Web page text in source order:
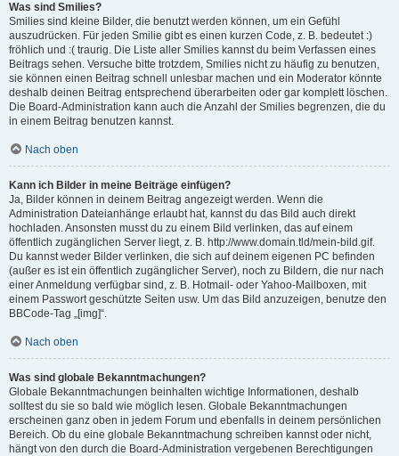
Was sind Smilies?
Smilies sind kleine Bilder, die benutzt werden können, um ein Gefühl
auszudrücken. Für jeden Smilie gibt es einen kurzen Code, z. B. bedeutet :)
fröhlich und :( traurig. Die Liste aller Smilies kannst du beim Verfassen eines
Beitrags sehen. Versuche bitte trotzdem, Smilies nicht zu häufig zu benutzen,
sie können einen Beitrag schnell unlesbar machen und ein Moderator könnte
deshalb deinen Beitrag entsprechend überarbeiten oder gar komplett löschen.
Die Board-Administration kann auch die Anzahl der Smilies begrenzen, die du
in einem Beitrag benutzen kannst.
Nach oben
Kann ich Bilder in meine Beiträge einfügen?
Ja, Bilder können in deinem Beitrag angezeigt werden. Wenn die
Administration Dateianhänge erlaubt hat, kannst du das Bild auch direkt
hochladen. Ansonsten musst du zu einem Bild verlinken, das auf einem
öffentlich zugänglichen Server liegt, z. B. http://www.domain.tld/mein-bild.gif.
Du kannst weder Bilder verlinken, die sich auf deinem eigenen PC befinden
(außer es ist ein öffentlich zugänglicher Server), noch zu Bildern, die nur nach
einer Anmeldung verfügbar sind, z. B. Hotmail- oder Yahoo-Mailboxen, mit
einem Passwort geschützte Seiten usw. Um das Bild anzuzeigen, benutze den
BBCode-Tag „[img]“.
Nach oben
Was sind globale Bekanntmachungen?
Globale Bekanntmachungen beinhalten wichtige Informationen, deshalb
solltest du sie so bald wie möglich lesen. Globale Bekanntmachungen
erscheinen ganz oben in jedem Forum und ebenfalls in deinem persönlichen
Bereich. Ob du eine globale Bekanntmachung schreiben kannst oder nicht,
hängt von den durch die Board-Administration vergebenen Berechtigungen